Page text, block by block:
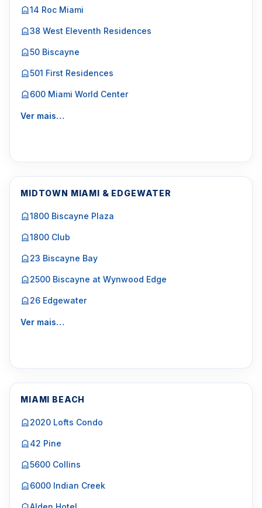
14 Roc Miami
38 West Eleventh Residences
50 Biscayne
501 First Residences
600 Miami World Center
Ver mais…
MIDTOWN MIAMI & EDGEWATER
1800 Biscayne Plaza
1800 Club
23 Biscayne Bay
2500 Biscayne at Wynwood Edge
26 Edgewater
Ver mais…
MIAMI BEACH
2020 Lofts Condo
42 Pine
5600 Collins
6000 Indian Creek